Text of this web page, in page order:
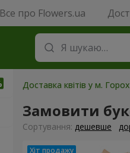
Все про Flowers.ua
Доставка квітів у м.
Замовити
Сортування: дешевше